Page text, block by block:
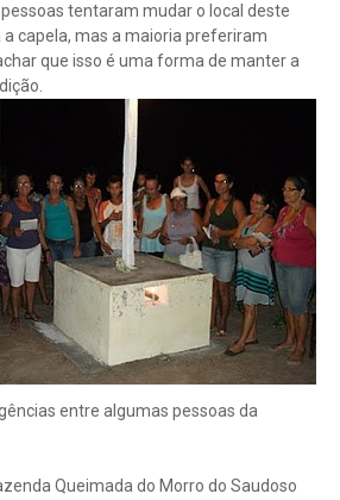
tentaram mudar o local deste
capela, mas a maioria preferiram
que isso é uma forma de manter a
entre algumas pessoas da
Queimada do Morro do Saudoso